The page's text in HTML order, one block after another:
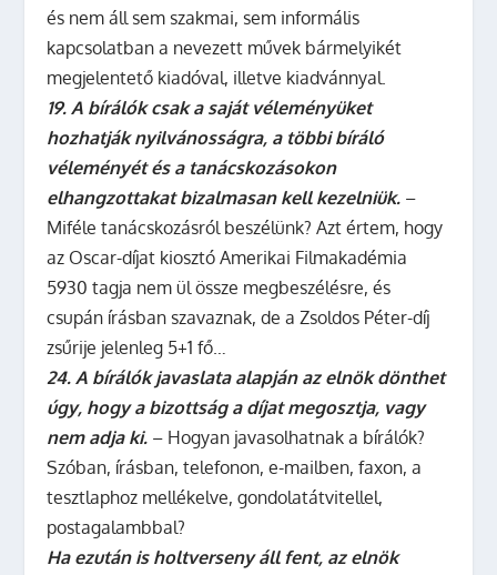
és nem áll sem szakmai, sem informális
kapcsolatban a nevezett művek bármelyikét
megjelentető kiadóval, illetve kiadvánnyal.
19. A bírálók csak a saját véleményüket
hozhatják nyilvánosságra, a többi bíráló
véleményét és a tanácskozásokon
elhangzottakat bizalmasan kell kezelniük. –
Miféle tanácskozásról beszélünk? Azt értem, hogy
az Oscar-díjat kiosztó Amerikai Filmakadémia
5930 tagja nem ül össze megbeszélésre, és
csupán írásban szavaznak, de a Zsoldos Péter-díj
zsűrije jelenleg 5+1 fő…
24. A bírálók javaslata alapján az elnök dönthet
úgy, hogy a bizottság a díjat megosztja, vagy
nem adja ki. – Hogyan javasolhatnak a bírálók?
Szóban, írásban, telefonon, e-mailben, faxon, a
tesztlaphoz mellékelve, gondolatátvitellel,
postagalambbal?
Ha ezután is holtverseny áll fent, az elnök